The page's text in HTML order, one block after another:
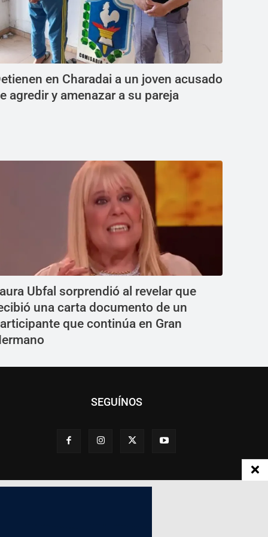
en Charadai a un joven acusado
agredir y amenazar a su pareja
Ubfal sorprendió al revelar que
una carta documento de un
que continúa en Gran
SEGUÍNOS